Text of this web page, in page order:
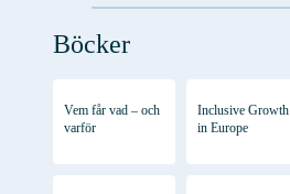
Böcker
Vem får vad – och
varför
Inclusive Growth
in Europe